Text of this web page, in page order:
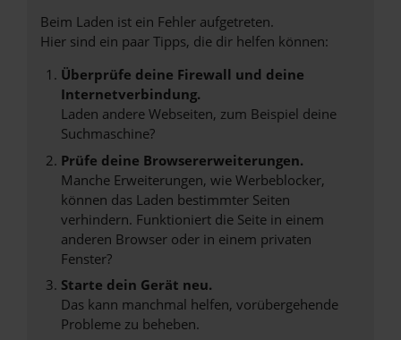
Beim Laden ist ein Fehler aufgetreten.
Hier sind ein paar Tipps, die dir helfen können:
Überprüfe deine Firewall und deine
Internetverbindung.
Laden andere Webseiten, zum Beispiel deine
Suchmaschine?
Prüfe deine Browsererweiterungen.
Manche Erweiterungen, wie Werbeblocker,
können das Laden bestimmter Seiten
verhindern. Funktioniert die Seite in einem
anderen Browser oder in einem privaten
Fenster?
Starte dein Gerät neu.
Das kann manchmal helfen, vorübergehende
Probleme zu beheben.